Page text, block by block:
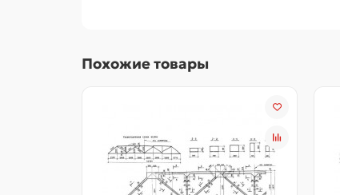
Похожие товары